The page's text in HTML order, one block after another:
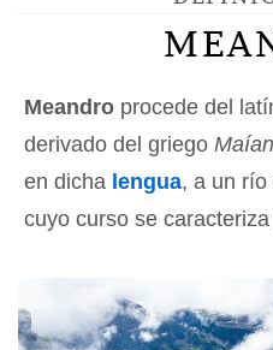
Meandro procede del
derivado del griego
en dicha lengua, a un río
cuyo curso se